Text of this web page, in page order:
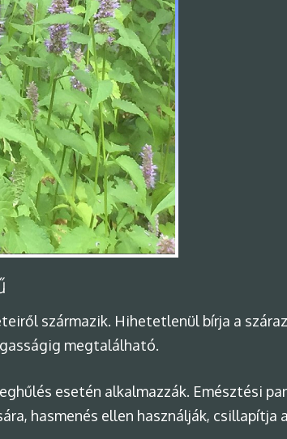
származik. Hihetetlenül bírja a
megtalálható.
esetén alkalmazzák. Emésztési
hasmenés ellen használják, csillapítja